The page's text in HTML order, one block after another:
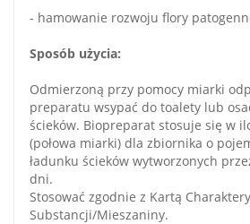
- hamowanie rozwoju flory
Sposób użycia:
Odmierzoną przy pomocy miarki
preparatu wsypać do toalety lub
ścieków. Biopreparat stosuje się w
(połowa miarki) dla zbiornika o
ładunku ścieków wytworzonych
dni.
Stosować zgodnie z Kartą
Substancji/Mieszaniny.